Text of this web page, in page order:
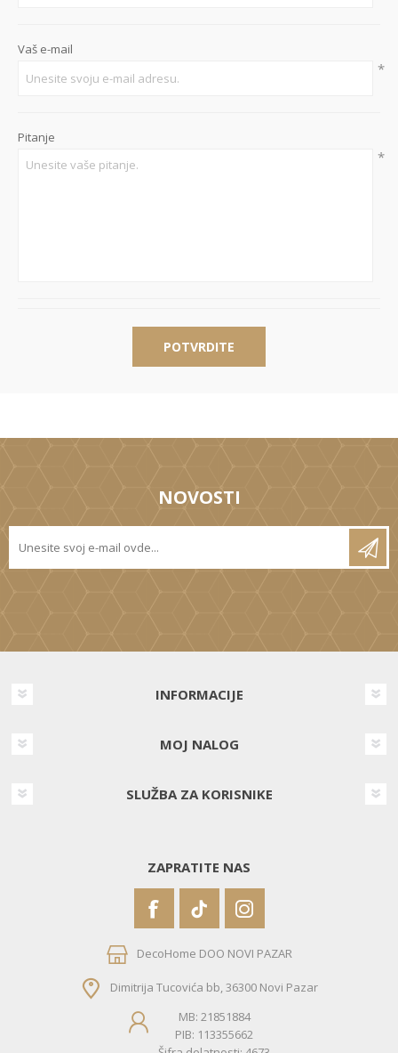
Vaš e-mail
*
Pitanje
*
POTVRDITE
NOVOSTI
INFORMACIJE
MOJ NALOG
SLUŽBA ZA KORISNIKE
ZAPRATITE NAS
DecoHome DOO NOVI PAZAR
Dimitrija Tucovića bb, 36300 Novi Pazar
MB: 21851884
PIB: 113355662